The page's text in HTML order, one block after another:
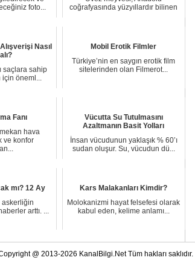
foto...
coğrafyasında yüzyıllardır bilinen
Nasıl
saçlara sahip
için öneml...
Mobil Erotik Filmler
Türkiye’nin en saygın erotik film
sitelerinden olan Filmerot...
Fanı
hava
ve konfor
Vücutta Su Tutulmasını
Azaltmanın Basit Yolları
İnsan vücudunun yaklaşık % 60’ı
sudan oluşur. Su, vücudun dü...
mı? 12 Ay
arttı. ...
Kars Malakanları Kimdir?
Molokanizmi hayat felsefesi olarak
kabul eden, kelime anlamı...
@ 2013-2026 KanalBilgi.Net Tüm hakları saklıdır.